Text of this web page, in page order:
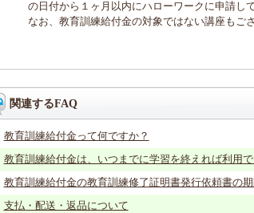
の日付から１ヶ月以内にハローワークに申請し
なお、教育訓練給付金の対象ではない講座もご
関連するFAQ
教育訓練給付金って何ですか？
教育訓練給付金は、いつまでに学習を終えれば利用で
教育訓練給付金の教育訓練修了証明書発行依頼書の
支払・配送・返品について